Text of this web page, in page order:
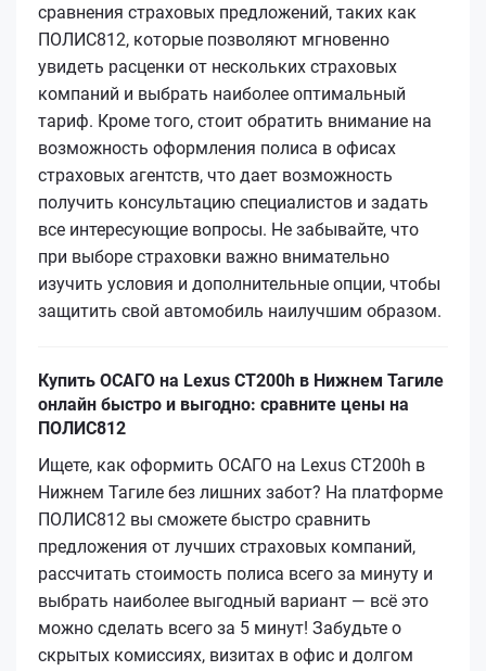
сравнения страховых предложений, таких как
ПОЛИС812, которые позволяют мгновенно
увидеть расценки от нескольких страховых
компаний и выбрать наиболее оптимальный
тариф. Кроме того, стоит обратить внимание на
возможность оформления полиса в офисах
страховых агентств, что дает возможность
получить консультацию специалистов и задать
все интересующие вопросы. Не забывайте, что
при выборе страховки важно внимательно
изучить условия и дополнительные опции, чтобы
защитить свой автомобиль наилучшим образом.
Купить ОСАГО на Lexus CT200h в Нижнем Тагиле
онлайн быстро и выгодно: сравните цены на
ПОЛИС812
Ищете, как оформить ОСАГО на Lexus CT200h в
Нижнем Тагиле без лишних забот? На платформе
ПОЛИС812 вы сможете быстро сравнить
предложения от лучших страховых компаний,
рассчитать стоимость полиса всего за минуту и
выбрать наиболее выгодный вариант — всё это
можно сделать всего за 5 минут! Забудьте о
скрытых комиссиях, визитах в офис и долгом